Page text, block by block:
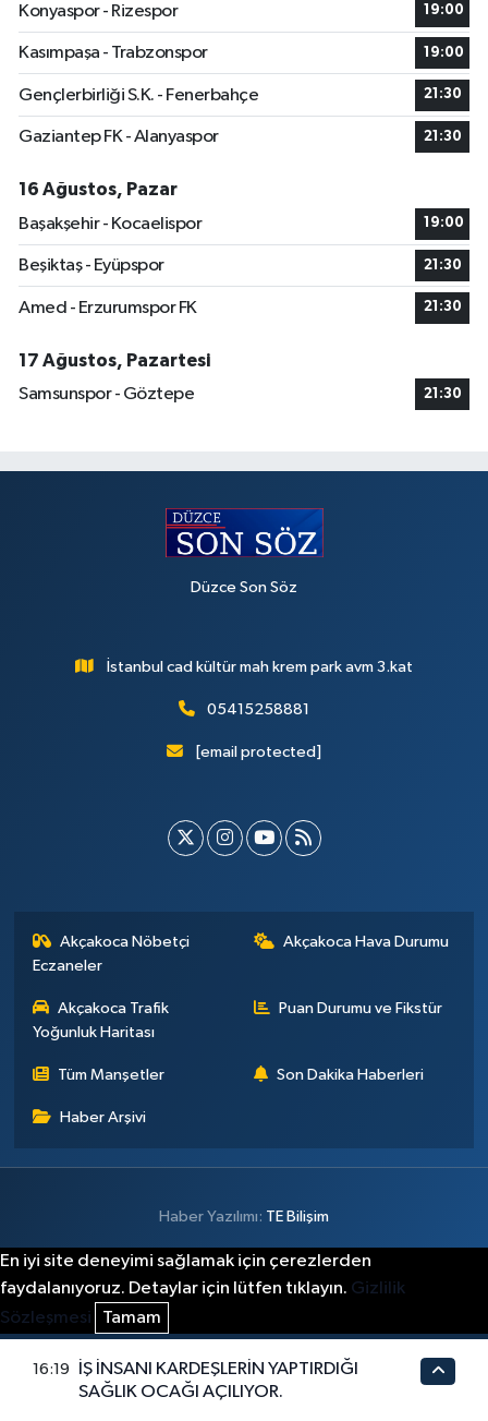
Konyaspor - Rizespor
19:00
Kasımpaşa - Trabzonspor 19:00
Gençlerbirliği S.K. - Fenerbahçe 21:30
Gaziantep FK - Alanyaspor 21:30
16 Ağustos, Pazar
Başakşehir - Kocaelispor
19:00
Beşiktaş - Eyüpspor 21:30
Amed - Erzurumspor FK 21:30
17 Ağustos, Pazartesi
Samsunspor - Göztepe
21:30
Düzce Son Söz
İstanbul cad kültür mah krem park avm 3.kat
05415258881
[email protected]
Akçakoca Nöbetçi
Eczaneler
Akçakoca Hava Durumu
Akçakoca Trafik
Yoğunluk Haritası
Puan Durumu ve Fikstür
Tüm Manşetler Son Dakika Haberleri
Haber Arşivi
Haber Yazılımı: TE Bilişim
En iyi site deneyimi sağlamak için çerezlerden
faydalanıyoruz. Detaylar için lütfen tıklayın. Gizlilik
Sözleşmesi
Tamam
16:19
İŞ İNSANI KARDEŞLERİN YAPTIRDIĞI
SAĞLIK OCAĞI AÇILIYOR.